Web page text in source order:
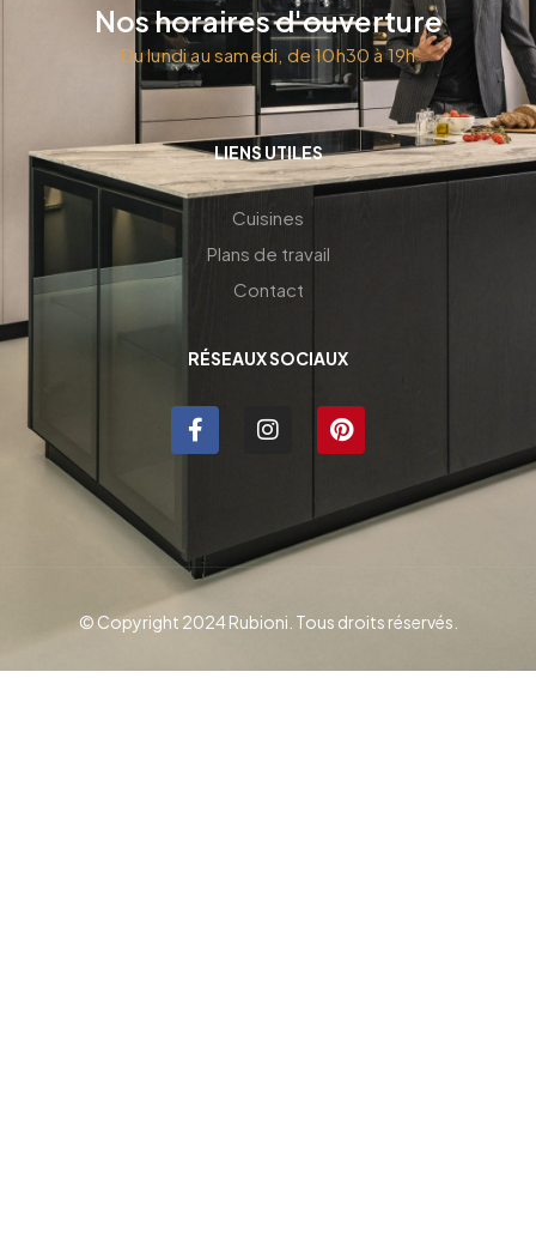
Nos horaires d'ouverture
Du lundi au samedi, de 10h30 à 19h
LIENS UTILES
Cuisines
Plans de travail
Contact
RÉSEAUX SOCIAUX
© Copyright 2024 Rubioni. Tous droits réservés.